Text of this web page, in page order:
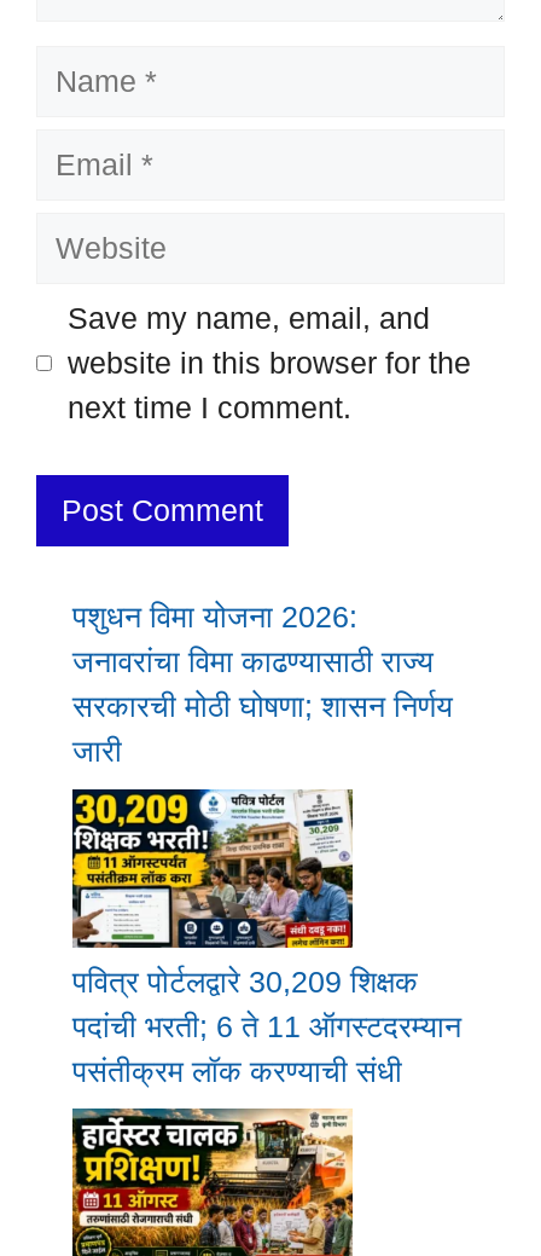
Name
Email
Website
Save my name, email, and
website in this browser for the
next time I comment.
पशुधन विमा योजना 2026:
जनावरांचा विमा काढण्यासाठी राज्य
सरकारची मोठी घोषणा; शासन निर्णय
जारी
पवित्र पोर्टलद्वारे 30,209 शिक्षक
पदांची भरती; 6 ते 11 ऑगस्टदरम्यान
पसंतीक्रम लॉक करण्याची संधी